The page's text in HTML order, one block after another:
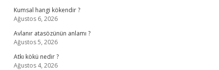
Kumsal hangi kökendir ?
Ağustos 6, 2026
Avlanır atasözünün anlamı ?
Ağustos 5, 2026
Atkı kökü nedir ?
Ağustos 4, 2026